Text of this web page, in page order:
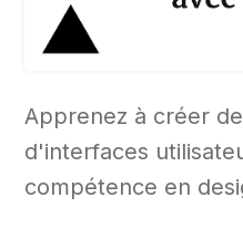
Apprenez à créer
d'interfaces
compétence en